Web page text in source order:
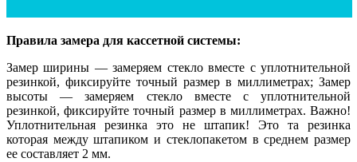
Правила замера для кассетной системы:
Замер ширины — замеряем стекло вместе с уплотнительной
резинкой, фиксируйте точный размер в миллиметрах; Замер
высоты — замеряем стекло вместе с уплотнительной
резинкой, фиксируйте точный размер в миллиметрах. Важно!
Уплотнительная резинка это не штапик! Это та резинка
которая между штапиком и стеклопакетом в среднем размер
ее составляет 2 мм.